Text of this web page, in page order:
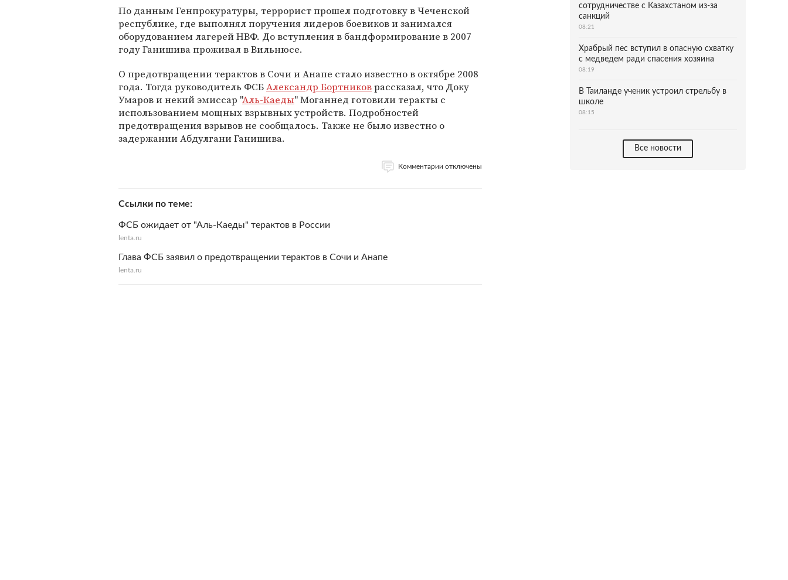
По данным Генпрокуратуры, террорист прошел подготовку в Чеченской
республике, где выполнял поручения лидеров боевиков и занимался
оборудованием лагерей НВФ. До вступления в бандформирование в 2007
году Ганишива проживал в Вильнюсе.
О предотвращении терактов в Сочи и Анапе стало известно в октябре 2008
года. Тогда руководитель ФСБАлександр Бортниковрассказал, что Доку
Умаров и некий эмиссар "Аль-Каеды" Моганнед готовили теракты с
использованием мощных взрывных устройств. Подробностей
предотвращения взрывов не сообщалось. Также не было известно о
задержании Абдулгани Ганишива.
Комментарии отключены
Ссылки по теме
ФСБ ожидает от "Аль-Каеды" терактов в России
lenta.ru
Глава ФСБ заявил о предотвращении терактов в Сочи и Анапе
lenta.ru
сотрудничестве с Казахстаном из-за
санкций
08:21
Храбрый пес вступил в опасную схватку
с медведем ради спасения хозяина
08:19
В Таиланде ученик устроил стрельбу в
школе
08:15
Все новости